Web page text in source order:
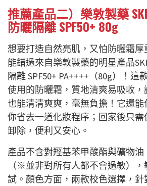
推薦產品二）樂敦製藥
防曬隔離 SPF50+ 80g
想要打造自然亮肌，又怕防曬霜
能錯過來自樂敦製藥的明星產品
隔離 SPF50+ PA++++（80g）！這
使用的防曬霜，質地清爽易吸收
也能清清爽爽，毫無負擔！它還
你省去一道化妝程序；回家後只
卸除，便利又安心。
產品不含對羥基苯甲酸酯與礦物
（※並非對所有人都不會過敏）
試。顏色方面，兩款校色選擇，